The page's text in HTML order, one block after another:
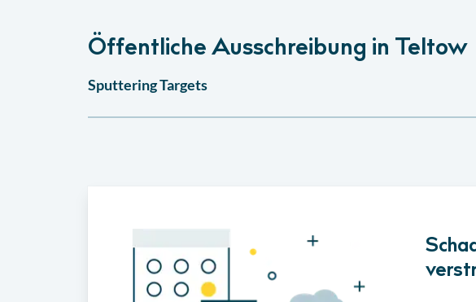
Öffentliche Ausschreibung in Teltow
Sputtering Targets